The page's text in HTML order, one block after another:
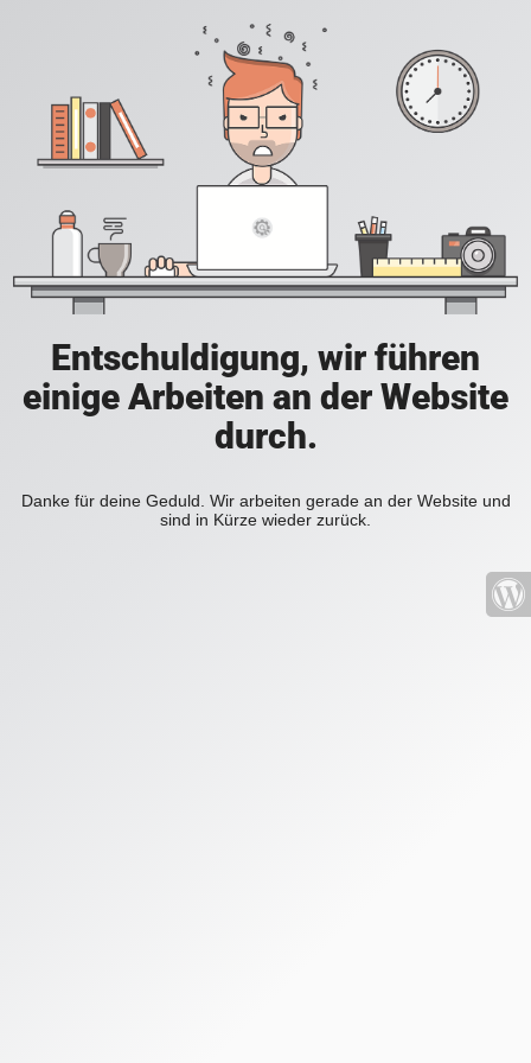
Entschuldigung, wir führen
einige Arbeiten an der Website
durch.
Danke für deine Geduld. Wir arbeiten gerade an der Website und
sind in Kürze wieder zurück.